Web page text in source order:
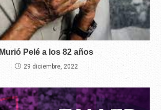
Murió Pelé a los 82 años
29 diciembre, 2022